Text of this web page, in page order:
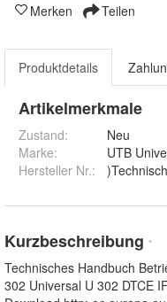
Merken Teilen
Produktdetails
Artikelmerkmale
Zustand:
Neu
Marke:
UTB
Hersteller Nr.:
Kurzbeschreibung *
Technisches Handbuch
302 Universal U 302 DTCE